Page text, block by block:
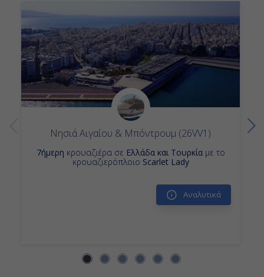
Νησιά Αιγαίου & Μπόντρουμ (26VV1)
7ήμερη κρουαζιέρα σε Ελλάδα και Τουρκίαμε το
κρουαζιερόπλοιο Scarlet Lady
Αναλυτικά